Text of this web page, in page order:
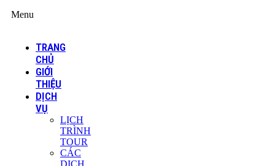
Menu
TRANG
CHỦ
GIỚI
THIỆU
DỊCH
VỤ
LỊCH
TRÌNH
TOUR
CÁC
DỊCH